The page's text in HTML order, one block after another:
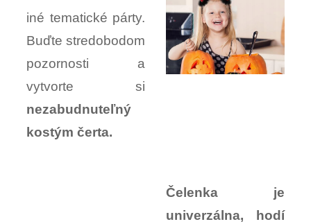
iné tematické párty.
Buďte stredobodom
pozornosti a
vytvorte si
nezabudnuteľný
kostým čerta.
Čelenka je
univerzálna, hodí